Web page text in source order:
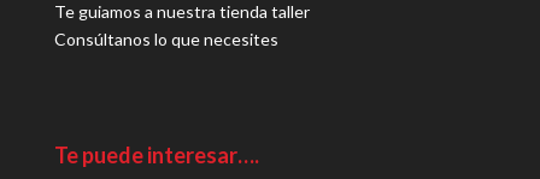
Te guiamos a nuestra tienda taller
Consúltanos lo que necesites
Te puede interesar….